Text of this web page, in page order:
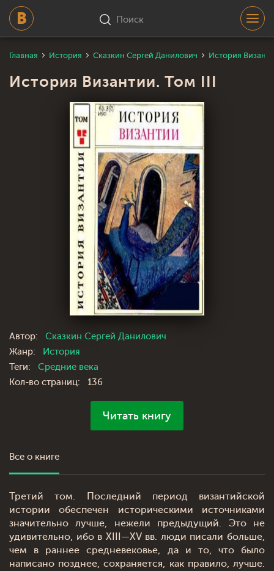
Поиск
Главная История Сказкин Сергей Данилович История
История Византии. Том III
Автор:
Сказкин Сергей Данилович
Жанр:
История
Теги:
Средние века
Кол-во страниц:
136
Читать книгу
Все о книге
Третий том. Последний период византийской
истории обеспечен историческими источниками
значительно лучше, нежели предыдущий. Это не
удивительно, ибо в XIII—XV вв. люди писали больше,
чем в раннее средневековье, да и то, что было
написано позднее, сохраняется, как правило, лучше.